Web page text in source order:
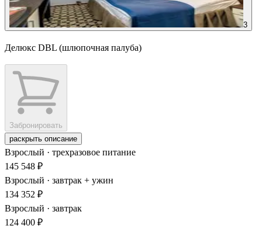
3
Делюкс DBL (шлюпочная палуба)
Забронировать
раскрыть описание
Взрослый · трехразовое питание
145 548 ₽
Взрослый · завтрак + ужин
134 352 ₽
Взрослый · завтрак
124 400 ₽